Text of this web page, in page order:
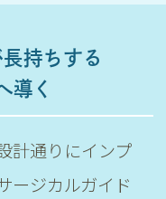
持ちする
導く
計通りにインプ
ージカルガイド